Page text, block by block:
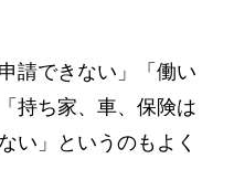
請できない」「働い
持ち家、車、保険は
い」というのもよく